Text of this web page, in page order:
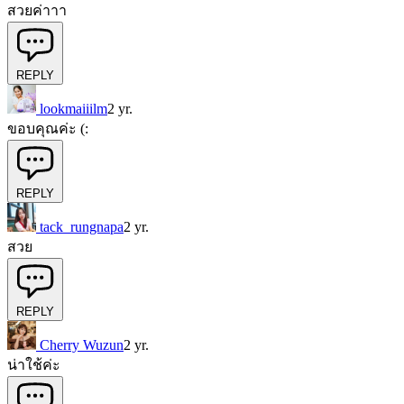
สวยค่าาา
REPLY
lookmaiiilm2 yr.
ขอบคุณค่ะ (:
REPLY
tack_rungnapa2 yr.
สวย
REPLY
Cherry Wuzun2 yr.
น่าใช้ค่ะ